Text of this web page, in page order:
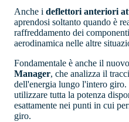
Anche i deflettori anteriori
aprendosi soltanto quando è
raffreddamento dei
aerodinamica nelle altre
Fondamentale è anche il nuovo
Manager, che analizza il
dell'energia lungo l'intero
utilizzare tutta la potenza
esattamente nei punti in cui
giro.